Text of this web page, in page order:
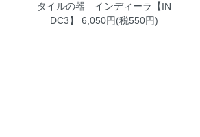
タイルの器 インディーラ【IN
DC3】
6,050円(税550円)